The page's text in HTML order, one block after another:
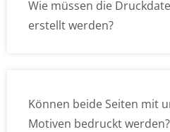
Wie müssen die
erstellt werden?
Können beide Seiten mit
Motiven bedruckt werden?